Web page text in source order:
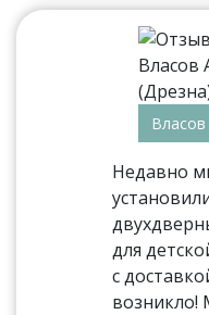
Недавно
для
с
возникло!